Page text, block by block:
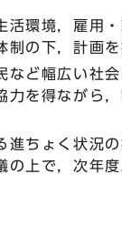
環境，雇用
の下，計画を
ど幅広い社
を得ながら
ちょく状況
上で，次年